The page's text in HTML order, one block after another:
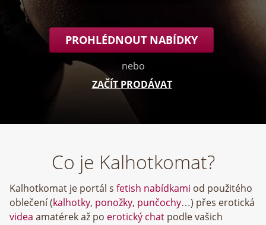
PROHLÉDNOUT NABÍDKY
nebo
ZAČÍT PRODÁVAT
Co je Kalhotkomat?
Kalhotkomat je portál s fetish nabídkami od použitého
oblečení (kalhotky, ponožky, punčochy…) přes erotická
videa amatérek až po erotický chat podle vašich